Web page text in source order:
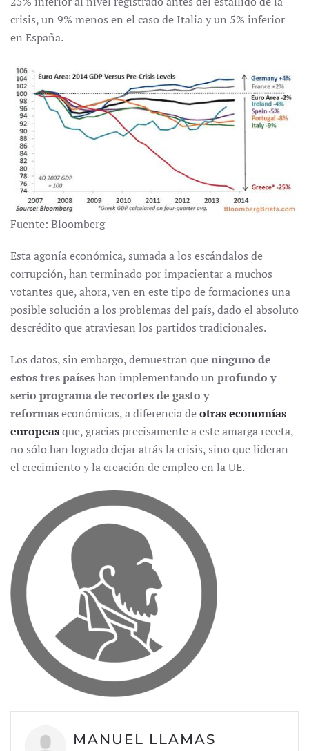
crisis, un 9% menos en el caso de Italia y un 5% inferior
en España.
Fuente: Bloomberg
Esta agonía económica, sumada a los escándalos de
corrupción, han terminado por impacientar a muchos
votantes que, ahora, ven en este tipo de formaciones una
posible solución a los problemas del país, dado el absoluto
descrédito que atraviesan los partidos tradicionales.
Los datos, sin embargo, demuestran queninguno de
estos tres paíseshan implementando un profundo y
serio programa de recortes de gasto y
reformaseconómicas, a diferencia deotras economías
europeasque, gracias precisamente a este amarga receta,
no sólo han logrado dejar atrás la crisis, sino que lideran
el crecimiento y la creación de empleo en la UE.
MANUEL LLAMAS